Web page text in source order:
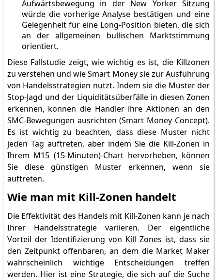
Aufwärtsbewegung in der New Yorker Sitzung
würde die vorherige Analyse bestätigen und eine
Gelegenheit für eine Long-Position bieten, die sich
an der allgemeinen bullischen Marktstimmung
orientiert.
Diese Fallstudie zeigt, wie wichtig es ist, die Killzonen
zu verstehen und wie Smart Money sie zur Ausführung
von Handelsstrategien nutzt. Indem sie die Muster der
Stop-Jagd und der Liquiditätsüberfälle in diesen Zonen
erkennen, können die Händler ihre Aktionen an den
SMC-Bewegungen ausrichten (Smart Money Concept).
Es ist wichtig zu beachten, dass diese Muster nicht
jeden Tag auftreten, aber indem Sie die Kill-Zonen in
Ihrem M15 (15-Minuten)-Chart hervorheben, können
Sie diese günstigen Muster erkennen, wenn sie
auftreten.
Wie man mit Kill-Zonen handelt
Die Effektivität des Handels mit Kill-Zonen kann je nach
Ihrer Handelsstrategie variieren. Der eigentliche
Vorteil der Identifizierung von Kill Zones ist, dass sie
den Zeitpunkt offenbaren, an dem die Market Maker
wahrscheinlich wichtige Entscheidungen treffen
werden. Hier ist eine Strategie, die sich auf die Suche